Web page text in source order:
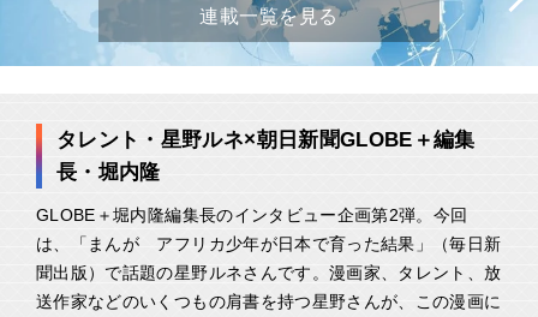
連載一覧を見る
タレント・星野ルネ×朝日新聞GLOBE＋編集
長・堀内隆
GLOBE＋堀内隆編集長のインタビュー企画第2弾。今回
は、「まんが アフリカ少年が日本で育った結果」（毎日新
聞出版）で話題の星野ルネさんです。漫画家、タレント、放
送作家などのいくつもの肩書を持つ星野さんが、この漫画に